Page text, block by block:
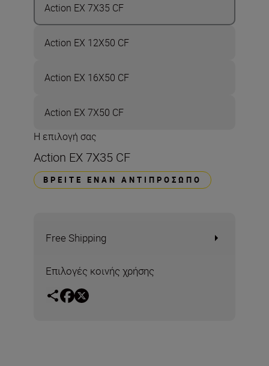
Action EX 7X35 CF
Action EX 12X50 CF
Action EX 16X50 CF
Action EX 7X50 CF
Η επιλογή σας
Action EX 7X35 CF
ΒΡΕΊΤΕ ΈΝΑΝ ΑΝΤΙΠΡΌΣΩΠΟ
Free Shipping
Επιλογές κοινής χρήσης